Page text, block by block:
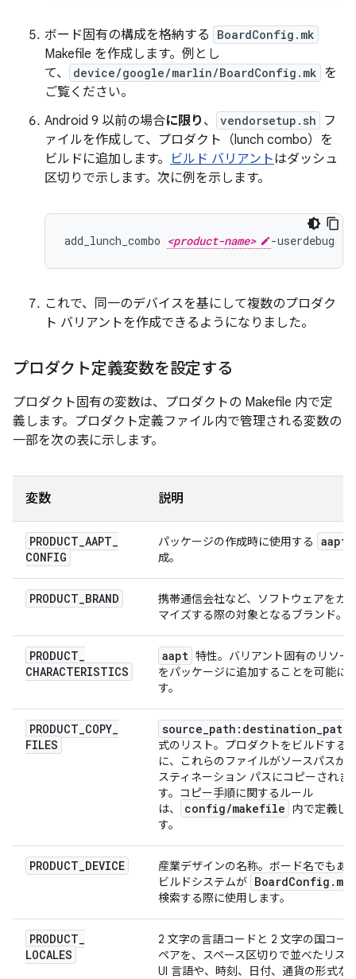
ボード固有の構成を格納する BoardConfig.mk
Makefile を作成します。例とし
て、
device/google/marlin/BoardConfig.mk を
ご覧ください。
Android 9 以前の場合に限り 、 vendorsetup.sh
フ
ァイルを作成して、プロダクト（lunch combo）を
ビルドに追加します。
ビルド バリアントはダッシュ
区切りで示します。次に例を示します。
add_lunch_combo <product-name>
これで、同一のデバイスを基にして複数のプロダク
ト バリアントを作成できるようになりました。
プロダクト定義変数を設定する
プロダクト固有の変数は、プロダクトの Makefile 内で定
義します。プロダクト定義ファイル内で管理される変数の
一部を次の表に示します。
変数 説明
PRODUCT_AAPT_
CONFIG
パッケージの作成時に使用する aapt
成。
PRODUCT_BRAND
携帯通信会社など、ソフトウェアをカ
マイズする際の対象となるブランド。
PRODUCT_
CHARACTERISTICS
aapt 特性。バリアント固有のリソー
をパッケージに追加することを可能に
す。
PRODUCT_COPY_
FILES
source_path:destination_path
式のリスト。プロダクトをビルドする
に、これらのファイルがソースパスか
スティネーション パスにコピーされま
す。コピー手順に関するルール
は、
config/makefile
内で定義し
す。
PRODUCT_DEVICE
産業デザインの名称。ボード名でもあ
ビルドシステムが BoardConfig . mk
検索する際に使用します。
PRODUCT_
LOCALES
2 文字の言語コードと 2 文字の国コー
ペアを、スペース区切りで並べたリス
UI 言語や、時刻、日付、通貨の形式な